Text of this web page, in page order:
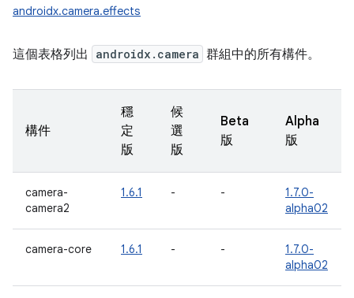
androidx.camera.effects
這個表格列出 androidx.camera 群組中的所有構件。
構件
穩
定
版
候
選
版
Beta
版
Alpha
版
camera-
camera2
1.6.1 - -
1.7.0-
alpha02
camera-core 1.6.1 - -
1.7.0-
alpha02